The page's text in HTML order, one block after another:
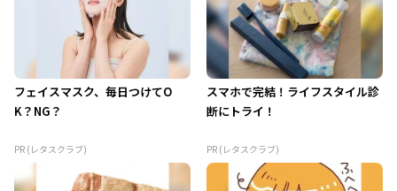
フェイスマスク、毎日つけてO
K？NG？
PR (レタスクラブ)
スマホで完結！ライフスタイル診
断にトライ！
PR (レタスクラブ)